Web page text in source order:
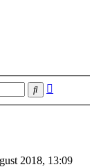
Suche
2018, 13:09